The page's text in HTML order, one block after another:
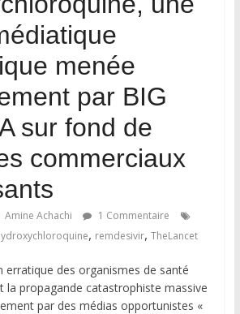
menée
par BIG
sur fond de
commerciaux
Amine Achachi
1 Commentaire
, remdesivir, TheLancet
erratique des organismes de santé
la propagande catastrophiste massive
par des médias opportunistes «